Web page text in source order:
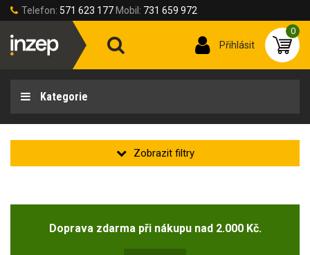
Telefon: 571 623 177 Mobil: 731 659 972
Přihlásit
0
Kategorie
Barva
Doprava zdarma při nákupu nad 2.000 Kč.